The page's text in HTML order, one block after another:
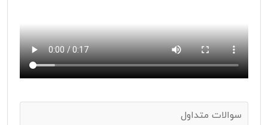
سوالات متداول